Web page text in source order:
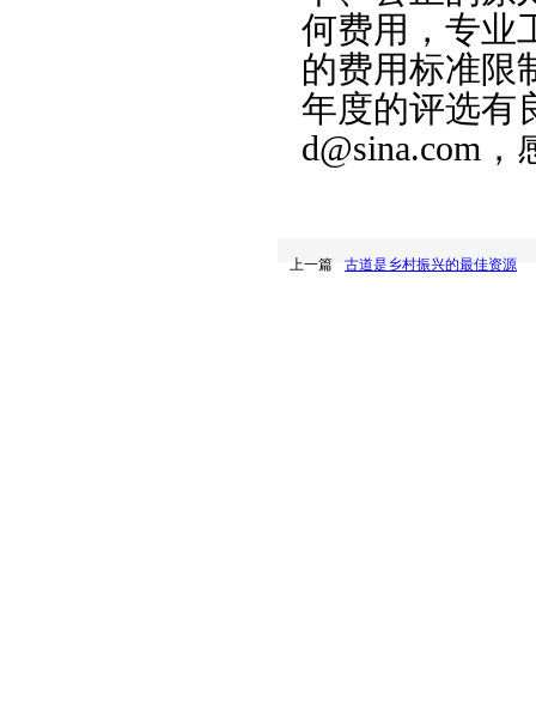
何费用，专业
的费用标准限
年度的评选有
d@sina.com
上一篇 古道是乡村振兴的最佳资源